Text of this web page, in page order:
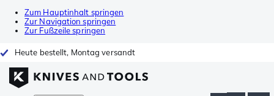
Zum Hauptinhalt springen
Zur Navigation springen
Zur Fußzeile springen
Heute bestellt, Montag versandt